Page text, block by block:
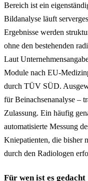
Bereich ist ein
Bildanalyse läuft
Ergebnisse werden
ohne den bestehenden
Laut
Module nach EU-
durch TÜV SÜD.
für Beinachsenanalyse –
Zulassung. Ein häufig
automatisierte Messung
Kniepatienten, die bisher
durch den Radiologen
Für wen ist es gedacht